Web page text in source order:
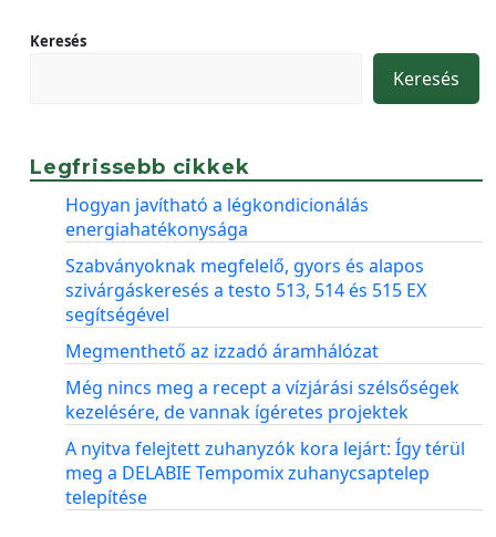
Keresés
Keresés
Legfrissebb cikkek
Hogyan javítható a légkondicionálás
energiahatékonysága
Szabványoknak megfelelő, gyors és alapos
szivárgáskeresés a testo 513, 514 és 515 EX
segítségével
Megmenthető az izzadó áramhálózat
Még nincs meg a recept a vízjárási szélsőségek
kezelésére, de vannak ígéretes projektek
A nyitva felejtett zuhanyzók kora lejárt: Így térül
meg a DELABIE Tempomix zuhanycsaptelep
telepítése